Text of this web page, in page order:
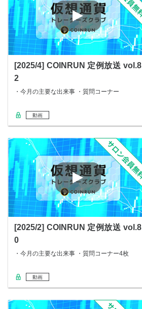
[2025/4] COINRUN 定例放送 vol.8
2
・今月の主要な出来事 ・質問コーナー
動画
[2025/2] COINRUN 定例放送 vol.8
0
・今月の主要な出来事 ・質問コーナー4枚
動画